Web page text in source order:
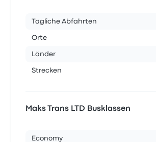
Tägliche Abfahrten
Orte
Länder
Strecken
Maks Trans LTD Busklassen
Economy